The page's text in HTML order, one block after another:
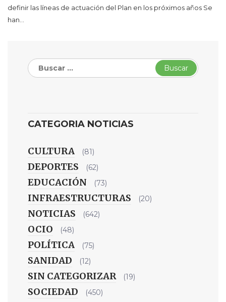
definir las líneas de actuación del Plan en los próximos años Se
han…
Buscar:
CATEGORIA NOTICIAS
CULTURA (81)
DEPORTES (62)
EDUCACIÓN (73)
INFRAESTRUCTURAS (20)
NOTICIAS (642)
OCIO (48)
POLÍTICA (75)
SANIDAD (12)
SIN CATEGORIZAR (19)
SOCIEDAD (450)